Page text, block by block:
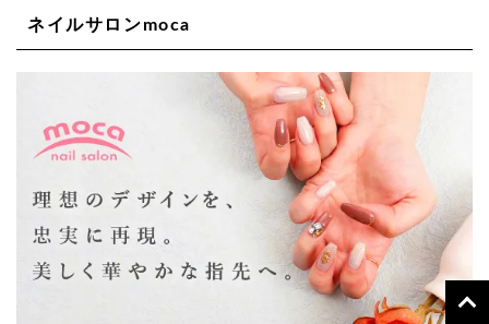
ｓａｎｔビルＢ１Ｆ
06-6537-9791
Lee上新庄Vita店
大阪市東淀川区瑞光1-4-1 カサデルドイ 2F
06-6195-3667
Lee東三国店
大阪市淀川区東三国4-8-11 大拓ハイツ6
ネイルサロンmoca